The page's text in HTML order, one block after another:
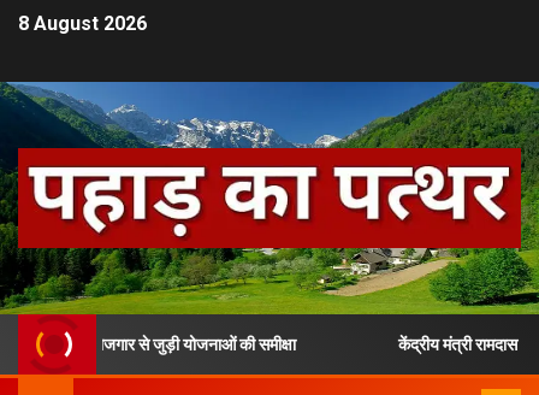
8 August 2026
और रोजगार से जुड़ी योजनाओं की समीक्षा केंद्रीय मंत्री रामदास अठावले ने